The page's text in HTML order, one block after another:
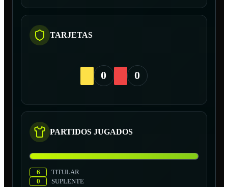
TARJETAS
0 0
PARTIDOS JUGADOS
6
TITULAR
0
SUPLENTE